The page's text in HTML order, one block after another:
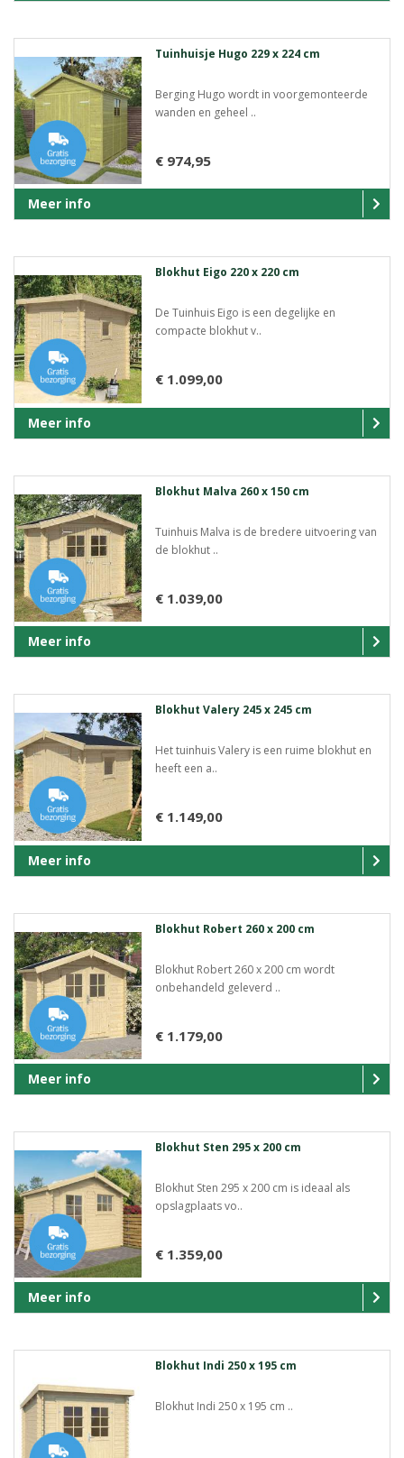
Tuinhuisje Hugo 229 x 224 cm
Berging Hugo wordt in voorgemonteerde
wanden en geheel ..
€ 974,95
Meer info
Blokhut Eigo 220 x 220 cm
De Tuinhuis Eigo is een degelijke en
compacte blokhut v..
€ 1.099,00
Meer info
Blokhut Malva 260 x 150 cm
Tuinhuis Malva is de bredere uitvoering van
de blokhut ..
€ 1.039,00
Meer info
Blokhut Valery 245 x 245 cm
Het tuinhuis Valery is een ruime blokhut en
heeft een a..
€ 1.149,00
Meer info
Blokhut Robert 260 x 200 cm
Blokhut Robert 260 x 200 cm wordt
onbehandeld geleverd ..
€ 1.179,00
Meer info
Blokhut Sten 295 x 200 cm
Blokhut Sten 295 x 200 cm is ideaal als
opslagplaats vo..
€ 1.359,00
Meer info
Blokhut Indi 250 x 195 cm
Blokhut Indi 250 x 195 cm ..